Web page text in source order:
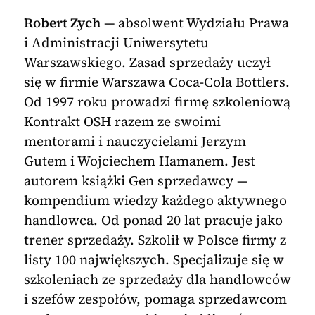
Robert Zych— absolwent Wydziału Prawa
i Administracji Uniwersytetu
Warszawskiego. Zasad sprzedaży uczył
się w firmie Warszawa Coca-Cola Bottlers.
Od 1997 roku prowadzi firmę szkoleniową
Kontrakt OSH razem ze swoimi
mentorami i nauczycielami Jerzym
Gutem i Wojciechem Hamanem. Jest
autorem książki Gen sprzedawcy —
kompendium wiedzy każdego aktywnego
handlowca. Od ponad 20 lat pracuje jako
trener sprzedaży. Szkolił w Polsce firmy z
listy 100 największych. Specjalizuje się w
szkoleniach ze sprzedaży dla handlowców
i szefów zespołów, pomaga sprzedawcom